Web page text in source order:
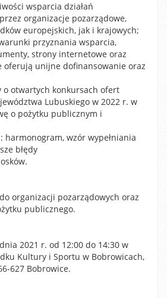
wsparcia działań
organizacje pozarządowe,
europejskich, jak i krajowych;
przyznania wsparcia,
strony internetowe oraz
oferują unijne dofinansowanie oraz
otwartych konkursach ofert
Lubuskiego w 2022 r. w
o pożytku publicznym i
harmonogram, wzór wypełniania
błędy
organizacji pozarządowych oraz
publicznego.
2021 r. od 12:00 do 14:30 w
Kultury i Sportu w Bobrowicach,
627 Bobrowice.